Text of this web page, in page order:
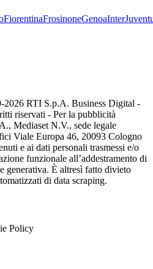
FiorentinaFrosinoneGenoaInter
2026 RTI S.p.A. Business Digital -
riservati - Per la pubblicità
Mediaset N.V., sede legale
Viale Europa 46, 20093 Cologno
e ai dati personali trasmessi e/o
funzionale all’addestramento di
generativa. È altresì fatto divieto
di data scraping.
Policy